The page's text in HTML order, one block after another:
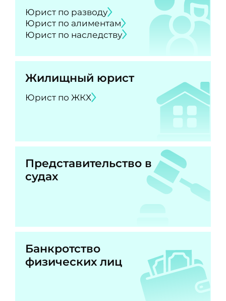
Юрист по разводу
Юрист по алиментам
Юрист по наследству
Жилищный юрист
Юрист по ЖКХ
Представительство в
судах
Банкротство
физических лиц